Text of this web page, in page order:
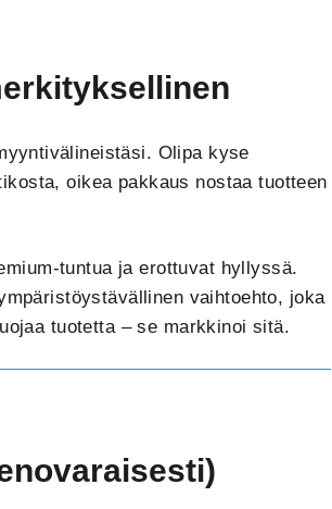
Olipa kyse
oikea pakkaus nostaa tuotteen
tuntua ja erottuvat hyllyssä.
vaihtoehto, joka
tuotetta – se markkinoi sitä.